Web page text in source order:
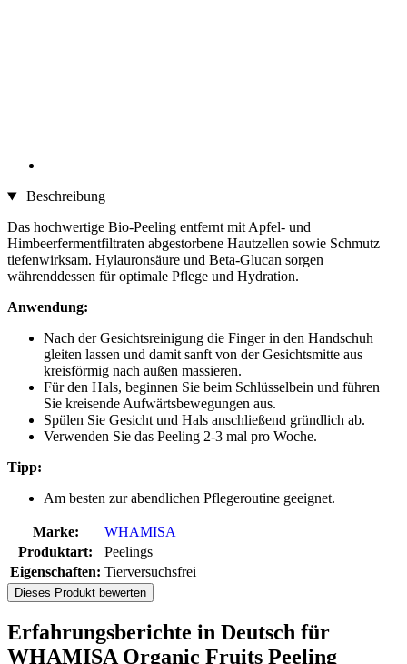
Beschreibung
Das hochwertige Bio-Peeling entfernt mit Apfel- und
Himbeerfermentfiltraten abgestorbene Hautzellen sowie Schmutz
tiefenwirksam. Hylauronsäure und Beta-Glucan sorgen
währenddessen für optimale Pflege und Hydration.
Anwendung:
Nach der Gesichtsreinigung die Finger in den Handschuh
gleiten lassen und damit sanft von der Gesichtsmitte aus
kreisförmig nach außen massieren.
Für den Hals, beginnen Sie beim Schlüsselbein und führen
Sie kreisende Aufwärtsbewegungen aus.
Spülen Sie Gesicht und Hals anschließend gründlich ab.
Verwenden Sie das Peeling 2-3 mal pro Woche.
Tipp:
Am besten zur abendlichen Pflegeroutine geeignet.
Marke:
WHAMISA
Produktart:
Peelings
Eigenschaften: Tierversuchsfrei
Dieses Produkt bewerten
Erfahrungsberichte in Deutsch für
WHAMISA Organic Fruits Peeling